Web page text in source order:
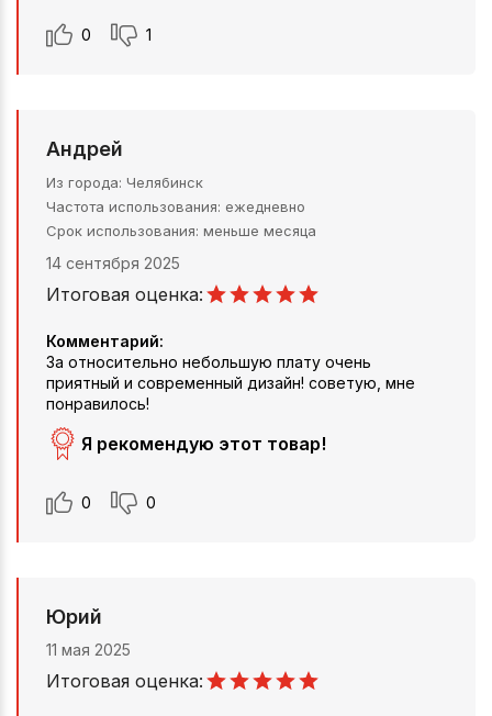
0 1
Андрей
Из города Челябинск
Частота использования ежедневно
Срок использования меньше месяца
14 сентября 2025
Итоговая оценка:
Комментарий:
За относительно небольшую плату очень
приятный и современный дизайн! советую, мне
понравилось!
Я рекомендую этот товар!
0 0
Юрий
11 мая 2025
Итоговая оценка: